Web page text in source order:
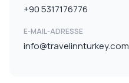
+90 5317176776
E-MAIL-ADRESSE
info@travelinnturkey.com